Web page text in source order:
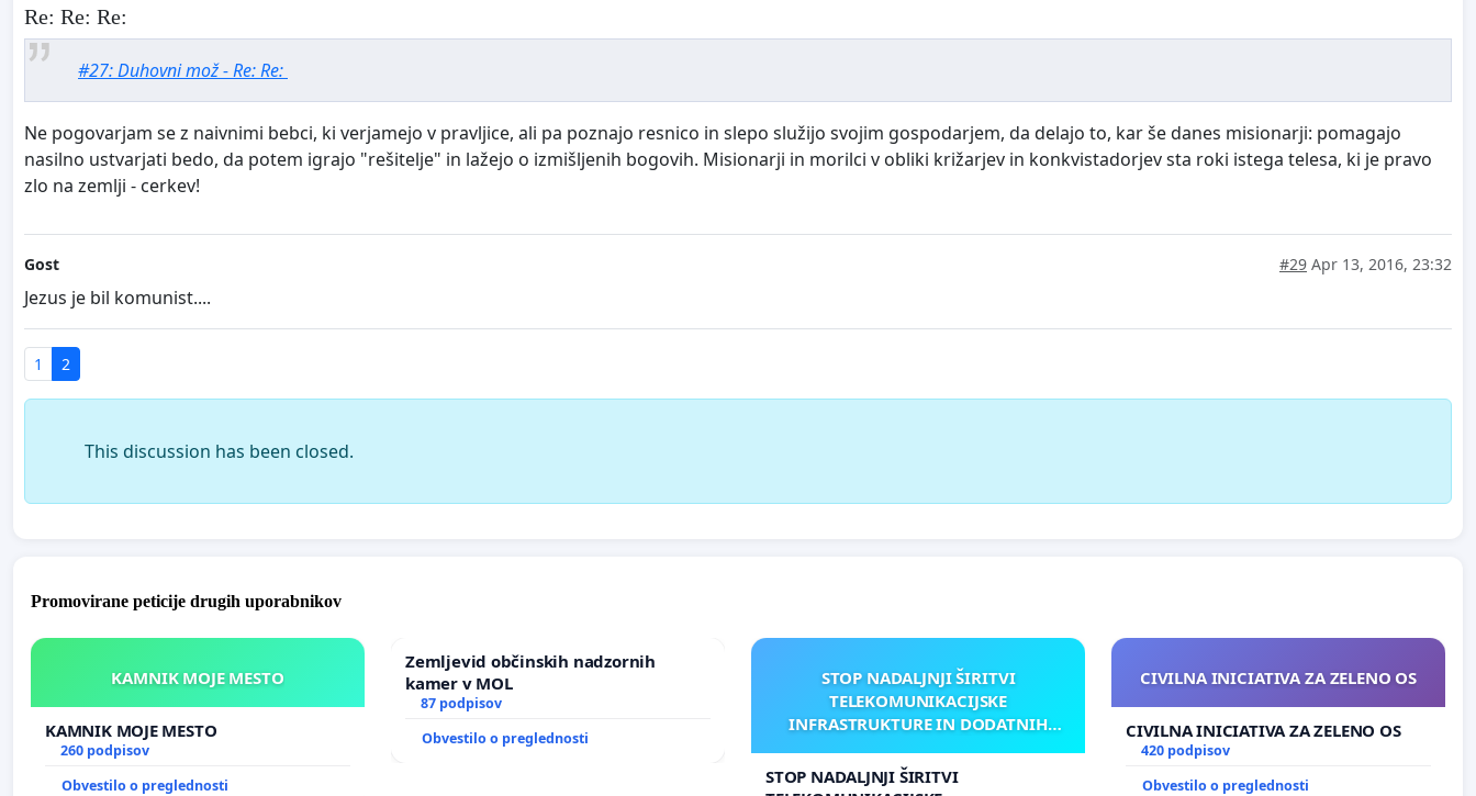
Re: Re: Re:
#27: Duhovni mož - Re: Re:
Ne pogovarjam se z naivnimi bebci, ki verjamejo v pravljice, ali pa poznajo resnico in slepo služijo svojim gospodarjem, da delajo to, kar še danes misionarji: pomagajo
nasilno ustvarjati bedo, da potem igrajo "rešitelje" in lažejo o izmišljenih bogovih. Misionarji in morilci v obliki križarjev in konkvistadorjev sta roki istega telesa, ki je pravo
zlo na zemlji - cerkev!
Gost #29 Apr 13, 2016, 23:32
Jezus je bil komunist....
1 2
This discussion has been closed.
Promovirane peticije drugih uporabnikov
KAMNIK MOJE MESTO
KAMNIK MOJE MESTO
260 podpisov
Obvestilo o preglednosti
Zemljevid občinskih nadzornih
kamer v MOL
87 podpisov
Obvestilo o preglednosti
STOP NADALJNJI ŠIRITVI
TELEKOMUNIKACIJSKE
INFRASTRUKTURE IN DODATNIH
STOP NADALJNJI ŠIRITVI
CIVILNA INICIATIVA ZA ZELENO OS
CIVILNA INICIATIVA ZA ZELENO OS
420 podpisov
Obvestilo o preglednosti